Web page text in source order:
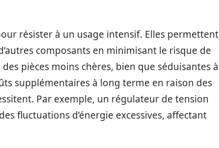
résister à un usage intensif. Elles permettent
composants en minimisant le risque de
pièces moins chères, bien que séduisantes à
supplémentaires à long terme en raison des
Par exemple, un régulateur de tension
fluctuations d’énergie excessives, affectant